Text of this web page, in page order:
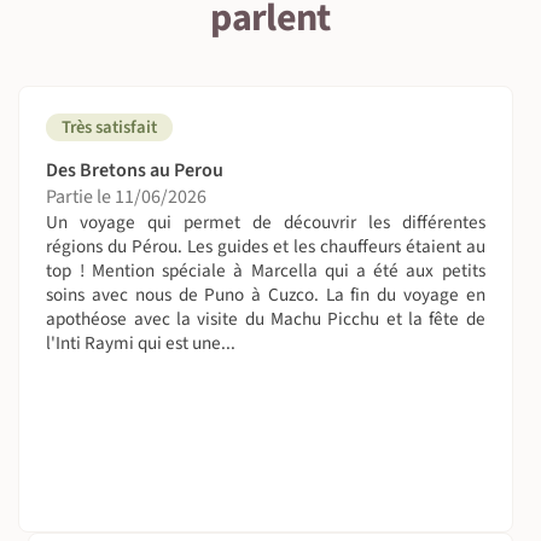
informations sur le "Mal d'Altitude", rendez vous au
paragraphe SOS-MAM.
même en cas de troubles légers !
On sera combien ?
Selon les dates, groupes de minimum 3 à 5 personnes, et
maximum 12 à 15 personnes.
Nous limitons nos groupes pour mieux se fondre dans
l'ambiance locale et dans la nature. Aussi, nous pouvons
maintenir ce voyage pour 2 ou 3 personnes avec un
parlent
Très satisfait
Des Bretons au Perou
Partie le 11/06/2026
Un voyage qui permet de découvrir les différentes
régions du Pérou. Les guides et les chauffeurs étaient au
top ! Mention spéciale à Marcella qui a été aux petits
soins avec nous de Puno à Cuzco. La fin du voyage en
apothéose avec la visite du Machu Picchu et la fête de
l'Inti Raymi qui est une...